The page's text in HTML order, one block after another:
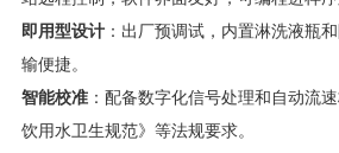
即用型设计：出厂预调试，内置淋洗液瓶
输便捷。
智能校准：配备数字化信号处理和自动流速
饮用水卫生规范》等法规要求。